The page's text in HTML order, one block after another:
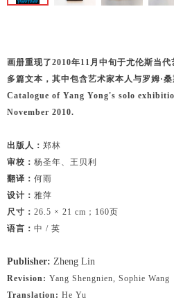
画册重现了2010年11月中旬于尤伦斯当
多篇文本，其中包含艺术家本人与罗姆·桑
Catalogue of Yang Yong's solo
November 2010.
出版人： 郑林
审校： 杨圣年、王贝利
翻译： 何雨
设计： 雅萍
尺寸： 26.5 × 21 cm；160页
语言： 中 / 英
Publisher: Zheng Lin
Revision: Yang Shengnien, Sophie Wang
Translation: He Yu